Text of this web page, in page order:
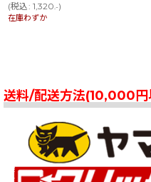
(税込: 1,320.-)
在庫わずか
送料/配送方法(10,000円